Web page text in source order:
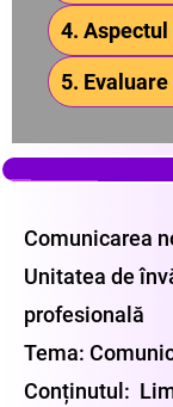
4.
5. Evaluare
Comunicarea
Unitatea de
profesională
Tema:
Conținutul: